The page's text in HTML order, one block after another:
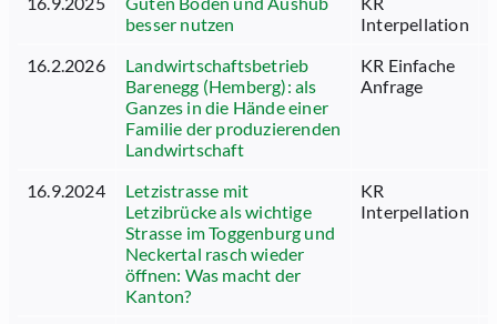
besser nutzen
Interpellation
16.2.2026
Landwirtschaftsbetrieb
Barenegg (Hemberg): als
Ganzes in die Hände einer
Familie der produzierenden
Landwirtschaft
KR Einfache
Anfrage
16.9.2024
Letzistrasse mit
Letzibrücke als wichtige
Strasse im Toggenburg und
Neckertal rasch wieder
öffnen: Was macht der
Kanton?
KR
Interpellation